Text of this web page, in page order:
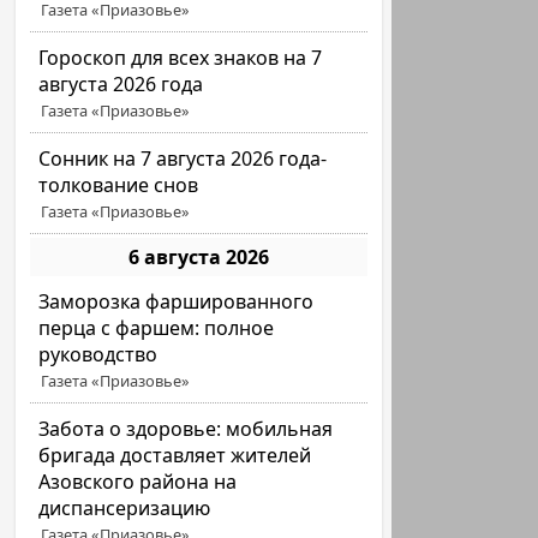
Газета «Приазовье»
Гороскоп для всех знаков на 7
августа 2026 года
Газета «Приазовье»
Сонник на 7 августа 2026 года-
толкование снов
Газета «Приазовье»
6 августа 2026
Заморозка фаршированного
перца с фаршем: полное
руководство
Газета «Приазовье»
Забота о здоровье: мобильная
бригада доставляет жителей
Азовского района на
диспансеризацию